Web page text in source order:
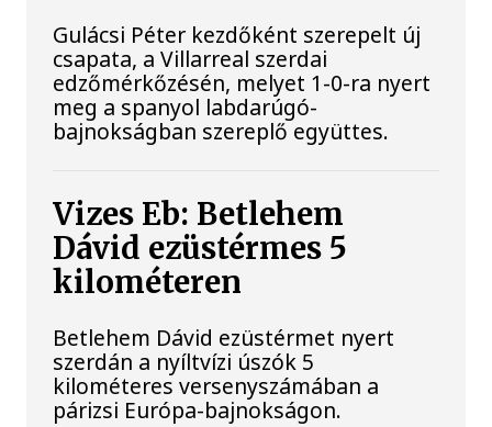
Gulácsi Péter kezdőként szerepelt új
csapata, a Villarreal szerdai
edzőmérkőzésén, melyet 1-0-ra nyert
meg a spanyol labdarúgó-
bajnokságban szereplő együttes.
Vizes Eb: Betlehem
Dávid ezüstérmes 5
kilométeren
Betlehem Dávid ezüstérmet nyert
szerdán a nyíltvízi úszók 5
kilométeres versenyszámában a
párizsi Európa-bajnokságon.